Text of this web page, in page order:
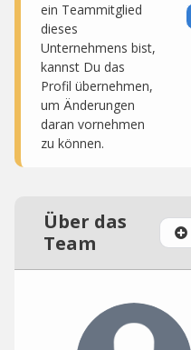
ein Teammitglied
dieses
Unternehmens bist,
kannst Du das
Profil übernehmen,
um Änderungen
daran vornehmen
zu können.
Über das
Team